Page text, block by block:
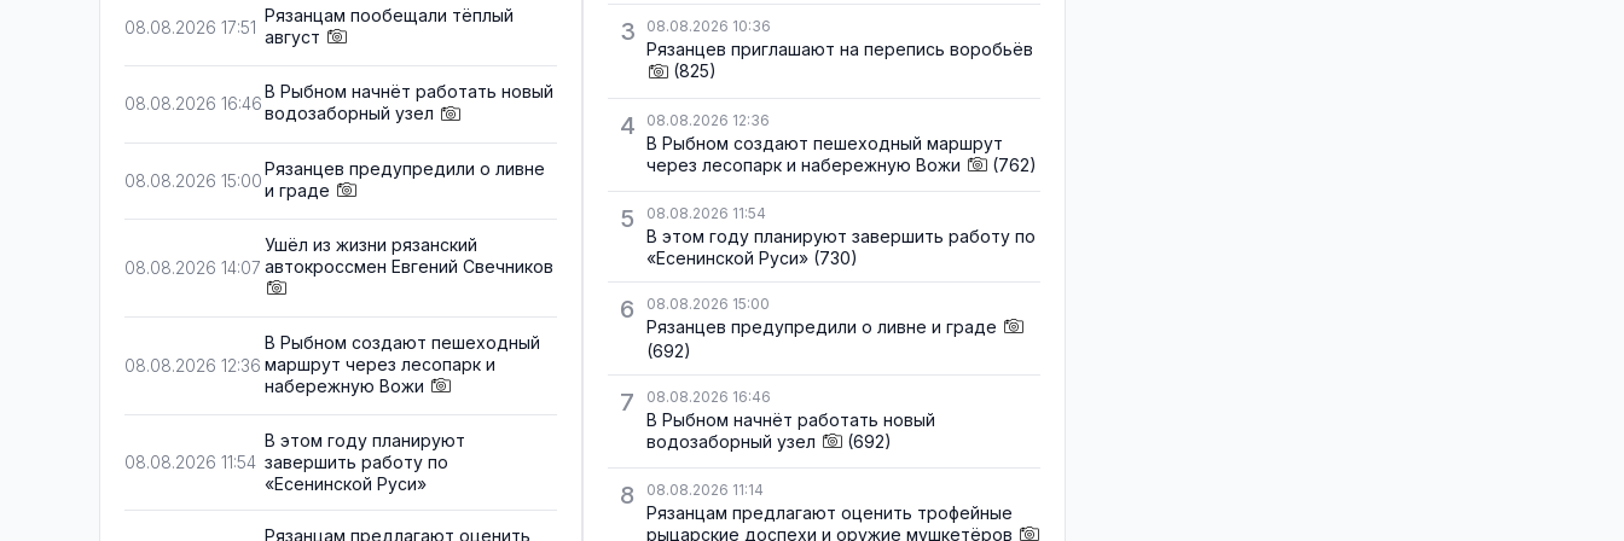
08.08.2026 17:51
Рязанцам пообещали тёплый
август
08.08.2026 16:46
В Рыбном начнёт работать новый
водозаборный узел
08.08.2026 15:00
Рязанцев предупредили о ливне
и граде
08.08.2026 14:07
Ушёл из жизни рязанский
автокроссмен Евгений Свечников
08.08.2026 12:36
В Рыбном создают пешеходный
маршрут через лесопарк и
набережную Вожи
08.08.2026 11:54
В этом году планируют
завершить работу по
«Есенинской Руси»
Рязанцам предлагают оценить
3 08.08.2026 10:36
Рязанцев приглашают на перепись воробьёв
(825)
4 08.08.2026 12:36
В Рыбном создают пешеходный маршрут
через лесопарк и набережную Вожи
(762)
5 08.08.2026 11:54
В этом году планируют завершить работу по
«Есенинской Руси» (730)
6 08.08.2026 15:00
Рязанцев предупредили о ливне и граде
(692)
7 08.08.2026 16:46
В Рыбном начнёт работать новый
водозаборный узел
(692)
8 08.08.2026 11:14
Рязанцам предлагают оценить трофейные
рыцарские доспехи и оружие мушкетёров